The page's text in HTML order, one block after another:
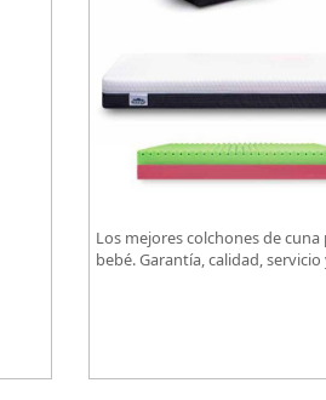
Los mejores colchones de cuna
bebé. Garantía, calidad,